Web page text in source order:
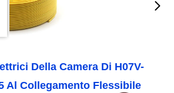
Della Camera Di H07V-
Al Collegamento Flessibile